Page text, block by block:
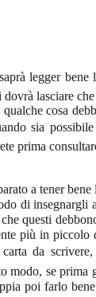
legger bene
lasciare
cosa
sia
prima
a tener
di insegnargli
questi
più in
carta da
modo, se prima
poi farlo